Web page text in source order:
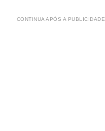
CONTINUA APÓS A PUBLICIDADE